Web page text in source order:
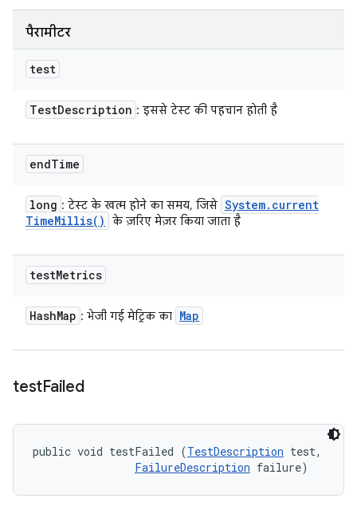
पैरामीटर
test
TestDescription : इससे टेस्ट की पहचान होती है
endTime
long : टेस्ट के खत्म होने का समय, जिसे System. current
TimeMillis( ) के ज़रिए मेज़र किया जाता है
testMetrics
HashMap : भेजी गई मेट्रिक का Map
testFailed
public void testFailed (TestDescription test,
FailureDescription failure)